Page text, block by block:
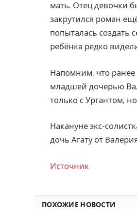
мать. Отец девочки
закрутился роман
попыталась создать
ребёнка редко
Напомним, что ранее
младшей дочерью
только с Ургантом,
Накануне экс-
дочь Агату от
Источник
ПОХОЖИЕ НОВОСТИ